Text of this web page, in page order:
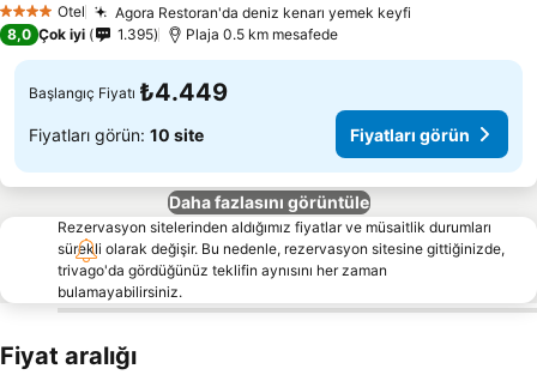
4 Yıldız Otel Agora Restoran'da deniz kenarı yemek keyfi
8,0 Çok iyi 1.395 Plaja 0.5 km mesafede
Başlangıç Fiyatı ₺4.449
Fiyatları görün: 10 site Fiyatları görün
Daha fazlasını görüntüle
Rezervasyon sitelerinden aldığımız fiyatlar ve müsaitlik durumları
sürekli olarak değişir. Bu nedenle, rezervasyon sitesine gittiğinizde,
trivago'da gördüğünüz teklifin aynısını her zaman
bulamayabilirsiniz.
Fiyat aralığı